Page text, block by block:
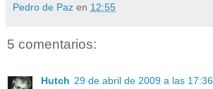
Pedro de Paz en 12:55
5 comentarios:
Hutch 29 de abril de 2009 a las 17:36